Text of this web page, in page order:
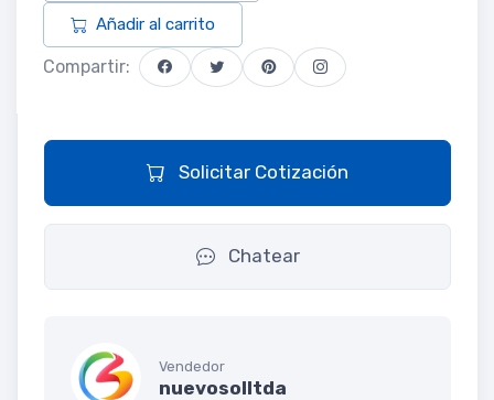
Añadir al carrito
Compartir:
Solicitar Cotización
Chatear
Vendedor
nuevosolltda